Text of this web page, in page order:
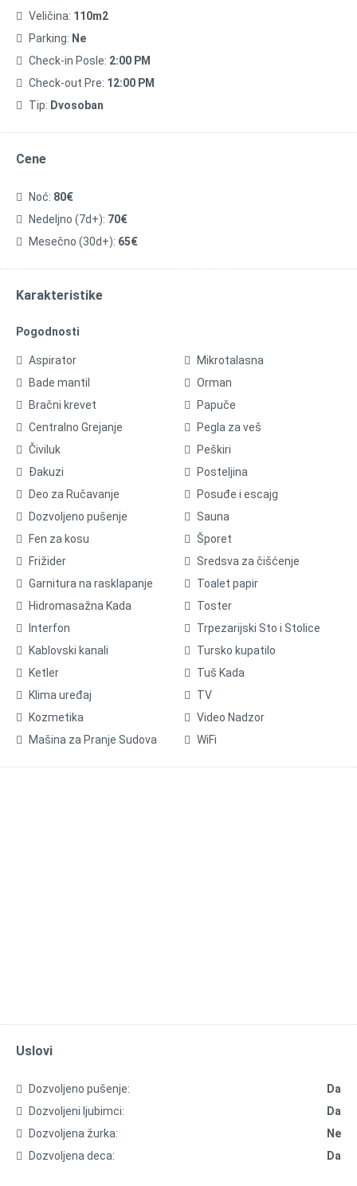
Veličina: 110m2
Parking: Ne
Check-in Posle: 2:00 PM
Check-out Pre: 12:00 PM
Tip: Dvosoban
Cene
Noć: 80€
Nedeljno (7d+): 70€
Mesečno (30d+): 65€
Karakteristike
Pogodnosti
Aspirator
Bade mantil
Bračni krevet
Centralno Grejanje
Čiviluk
Đakuzi
Deo za Ručavanje
Dozvoljeno pušenje
Fen za kosu
Frižider
Garnitura na rasklapanje
Hidromasažna Kada
Interfon
Kablovski kanali
Ketler
Klima uređaj
Kozmetika
Mašina za Pranje Sudova
Mikrotalasna
Orman
Papuče
Pegla za veš
Peškiri
Posteljina
Posuđe i escajg
Sauna
Šporet
Sredsva za čišćenje
Toalet papir
Toster
Trpezarijski Sto i Stolice
Tursko kupatilo
Tuš Kada
TV
Video Nadzor
WiFi
Uslovi
Dozvoljeno pušenje:
Da
Dozvoljeni ljubimci:
Da
Dozvoljena žurka:
Ne
Dozvoljena deca:
Da